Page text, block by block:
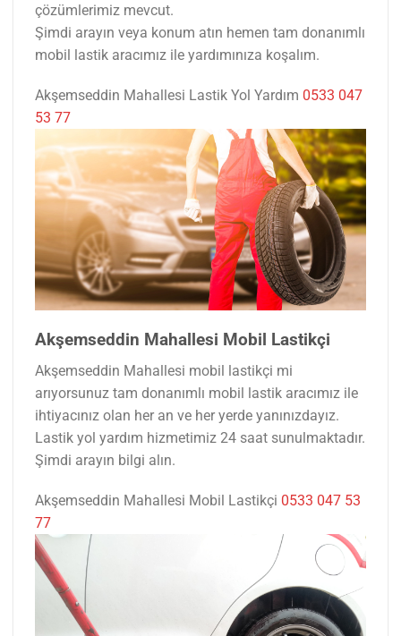
çözümlerimiz mevcut.
Şimdi arayın veya konum atın hemen tam donanımlı
mobil lastik aracımız ile yardımınıza koşalım.
Akşemseddin Mahallesi Lastik Yol Yardım 0533 047
53 77
Akşemseddin Mahallesi Mobil Lastikçi
Akşemseddin Mahallesi mobil lastikçi mi
arıyorsunuz tam donanımlı mobil lastik aracımız ile
ihtiyacınız olan her an ve her yerde yanınızdayız.
Lastik yol yardım hizmetimiz 24 saat sunulmaktadır.
Şimdi arayın bilgi alın.
Akşemseddin Mahallesi Mobil Lastikçi 0533 047 53
77